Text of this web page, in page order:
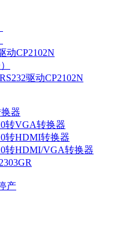
动CP2102N
驱动CP2102N
器
转VGA转换器
转HDMI转换器
转HDMI/VGA转换器
产